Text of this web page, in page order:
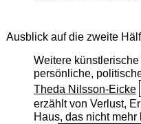
Ausblick auf die zweite
Weitere
persönliche,
Theda Nilsson-Eicke
erzählt von Verlust,
Haus, das nicht